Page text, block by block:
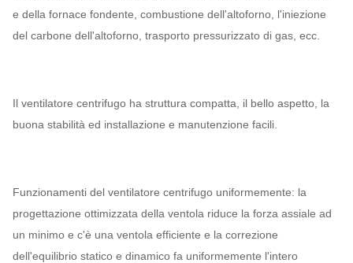
e della fornace fondente, combustione dell'altoforno, l'iniezione
del carbone dell'altoforno, trasporto pressurizzato di gas, ecc.
Il ventilatore centrifugo ha struttura compatta, il bello aspetto, la
buona stabilità ed installazione e manutenzione facili.
Funzionamenti del ventilatore centrifugo uniformemente: la
progettazione ottimizzata della ventola riduce la forza assiale ad
un minimo e c'è una ventola efficiente e la correzione
dell'equilibrio statico e dinamico fa uniformemente l'intero